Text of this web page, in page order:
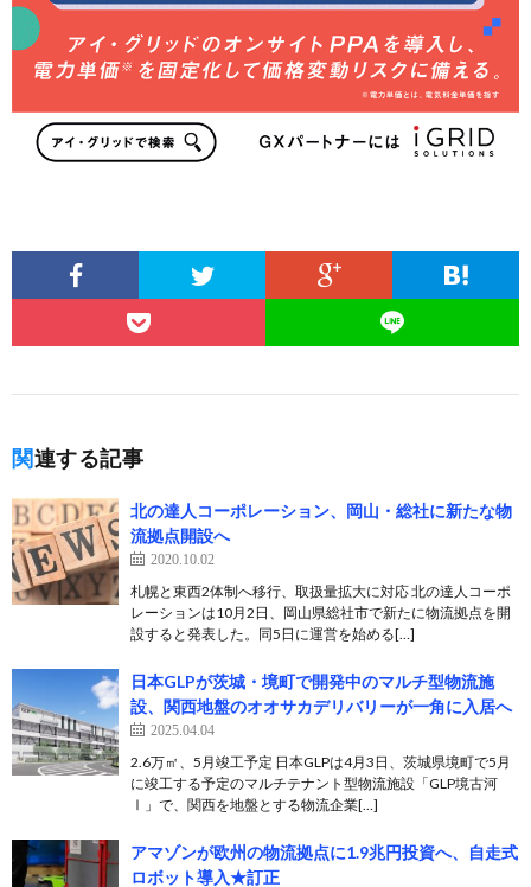
関連する記事
北の達人コーポレーション、岡山・総社に新たな物
流拠点開設へ
2020.10.02
札幌と東西2体制へ移行、取扱量拡大に対応 北の達人コーポ
レーションは10月2日、岡山県総社市で新たに物流拠点を開
設すると発表した。同5日に運営を始める[…]
日本GLPが茨城・境町で開発中のマルチ型物流施
設、関西地盤のオオサカデリバリーが一角に入居へ
2025.04.04
2.6万㎡、5月竣工予定 日本GLPは4月3日、茨城県境町で5月
に竣工する予定のマルチテナント型物流施設「GLP境古河
Ⅰ」で、関西を地盤とする物流企業[…]
アマゾンが欧州の物流拠点に1.9兆円投資へ、自走式
ロボット導入★訂正